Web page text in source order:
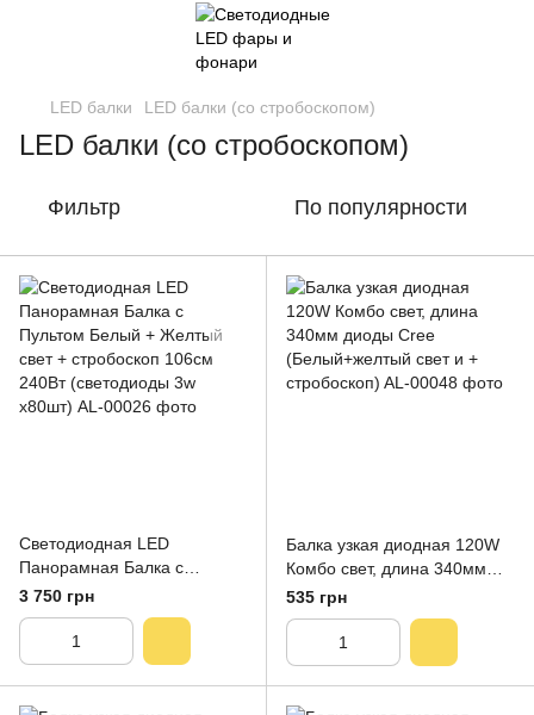
LED балки LED балки (со стробоскопом)
LED балки (со стробоскопом)
Фильтр По популярности
Светодиодная LED
Панорамная Балка с
Пультом Белый + Желтый
свет + стробоскоп 106см
240Вт (светодиоды 3w
x80шт)
3 750 грн
Балка узкая диодная 120W
Комбо свет, длина 340мм
диоды Cree (Белый+желтый
свет и + стробоскоп)
535 грн